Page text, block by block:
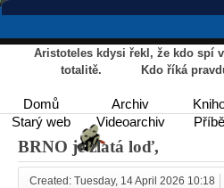
Aristoteles kdysi řekl, že kdo spí
totalitě. Kdo říká pravdu,
Domů Archiv
Starý web
Videoarchiv
BRNO je zlatá loď,
Created: Tuesday, 14 April 2026 10:18